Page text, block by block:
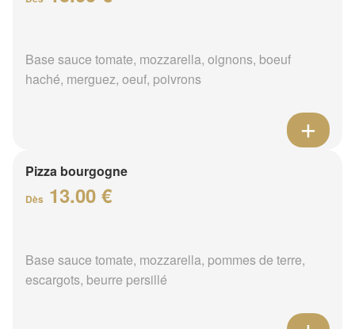
Base sauce tomate, mozzarella, oignons, boeuf
haché, merguez, oeuf, poivrons
Pizza bourgogne
Dès 13.00 €
Base sauce tomate, mozzarella, pommes de terre,
escargots, beurre persillé